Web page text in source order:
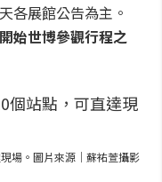
各展館公告為主。
始世博參觀行程之
場。圖片來源｜蘇祐萱攝影